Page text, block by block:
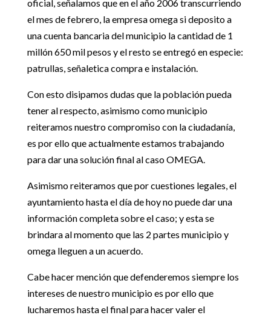
oficial, señalamos que en el año 2006 transcurriendo
el mes de febrero, la empresa omega si deposito a
una cuenta bancaria del municipio la cantidad de 1
millón 650 mil pesos y el resto se entregó en especie:
patrullas, señaletica compra e instalación.
Con esto disipamos dudas que la población pueda
tener al respecto, asimismo como municipio
reiteramos nuestro compromiso con la ciudadanía,
es por ello que actualmente estamos trabajando
para dar una solución final al caso OMEGA.
Asimismo reiteramos que por cuestiones legales, el
ayuntamiento hasta el día de hoy no puede dar una
información completa sobre el caso; y esta se
brindara al momento que las 2 partes municipio y
omega lleguen a un acuerdo.
Cabe hacer mención que defenderemos siempre los
intereses de nuestro municipio es por ello que
lucharemos hasta el final para hacer valer el